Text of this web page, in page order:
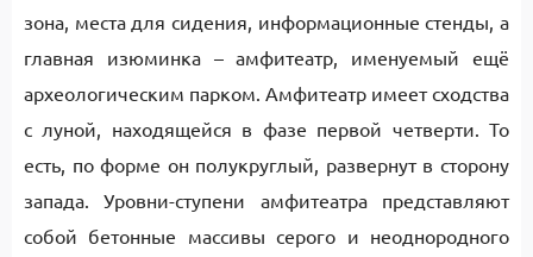
зона, места для сидения, информационные стенды, а
главная изюминка – амфитеатр, именуемый ещё
археологическим парком. Амфитеатр имеет сходства
с луной, находящейся в фазе первой четверти. То
есть, по форме он полукруглый, развернут в сторону
запада. Уровни-ступени амфитеатра представляют
собой бетонные массивы серого и неоднородного